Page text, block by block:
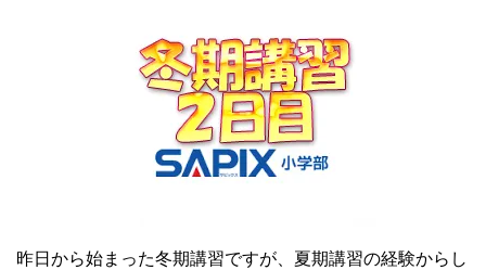
昨日から始まった冬期講習ですが、夏期講習の経験からし